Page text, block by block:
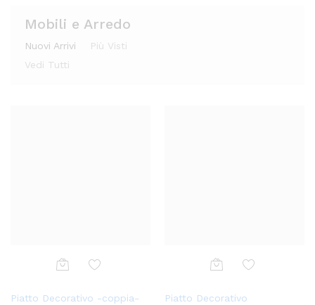
Mobili e Arredo
Nuovi Arrivi
Più Visti
Vedi Tutti
ungi
Piatto Decorativo -coppia-